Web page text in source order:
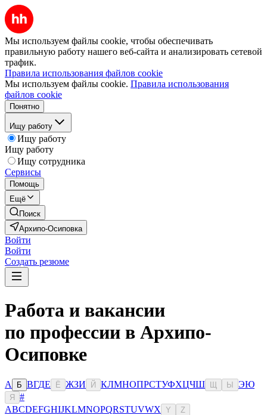
Мы используем файлы cookie, чтобы обеспечивать
правильную работу нашего веб-сайта и анализировать сетевой
трафик.
Правила использования файлов cookie
Мы используем файлы cookie. Правила использования
файлов cookie
Понятно
Ищу работу
Ищу работу
Ищу работу
Ищу сотрудника
Сервисы
Помощь
Ещё
Поиск
Архипо-Осиповка
Войти
Войти
Создать резюме
Работа и вакансии
по профессии в Архипо-
Осиповке
А Б ВГДЕ Ё ЖЗИ Й КЛМНОПРСТУФХЦЧШ Ы ЭЮ
Я
#
ABCDEFGHIJKLMNOPQRSTUVWX Y Z